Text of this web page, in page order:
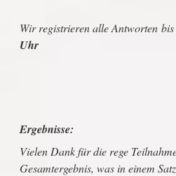
Wir registrieren alle Antworten
Uhr
Ergebnisse:
Vielen Dank für die rege
Gesamtergebnis, was in einem